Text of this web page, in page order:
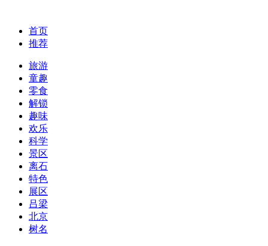
首页
推荐
旅游
童趣
零食
解锁
趣味
欢乐
科学
景区
离石
特色
展区
吕梁
北京
树名